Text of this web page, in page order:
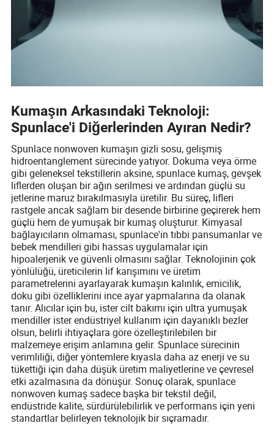
Kumaşın Arkasındaki Teknoloji:
Spunlace'i Diğerlerinden Ayıran Nedir?
Spunlace nonwoven kumaşın gizli sosu, gelişmiş
hidroentanglement sürecinde yatıyor. Dokuma veya örme
gibi geleneksel tekstillerin aksine, spunlace kumaş, gevşek
liflerden oluşan bir ağın serilmesi ve ardından güçlü su
jetlerine maruz bırakılmasıyla üretilir. Bu süreç, lifleri
rastgele ancak sağlam bir desende birbirine geçirerek hem
güçlü hem de yumuşak bir kumaş oluşturur. Kimyasal
bağlayıcıların olmaması, spunlace'in tıbbi pansumanlar ve
bebek mendilleri gibi hassas uygulamalar için
hipoalerjenik ve güvenli olmasını sağlar. Teknolojinin çok
yönlülüğü, üreticilerin lif karışımını ve üretim
parametrelerini ayarlayarak kumaşın kalınlık, emicilik,
doku gibi özelliklerini ince ayar yapmalarına da olanak
tanır. Alıcılar için bu, ister cilt bakımı için ultra yumuşak
mendiller ister endüstriyel kullanım için dayanıklı bezler
olsun, belirli ihtiyaçlara göre özelleştirilebilen bir
malzemeye erişim anlamına gelir. Spunlace sürecinin
verimliliği, diğer yöntemlere kıyasla daha az enerji ve su
tükettiği için daha düşük üretim maliyetlerine ve çevresel
etki azalmasına da dönüşür. Sonuç olarak, spunlace
nonwoven kumaş sadece başka bir tekstil değil,
endüstride kalite, sürdürülebilirlik ve performans için yeni
standartlar belirleyen teknolojik bir sıçramadır.